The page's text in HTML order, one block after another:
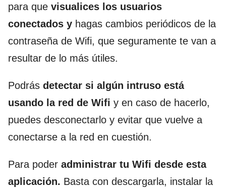
para que visualices los usuarios
conectados y hagas cambios periódicos de la
contraseña de Wifi, que seguramente te van a
resultar de lo más útiles.
Podrás detectar si algún intruso está
usando la red de Wifi y en caso de hacerlo,
puedes desconectarlo y evitar que vuelve a
conectarse a la red en cuestión.
Para poder administrar tu Wifi desde esta
aplicación. Basta con descargarla, instalar la